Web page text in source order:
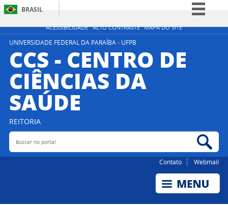
ACESSIBILIDADE ALTO CONTRASTE MAPA DO SITE
BRASIL
Simplifique!
Participe
Acesso à informação
Legislação
UNIVERSIDADE FEDERAL DA PARAÍBA - UFPB
CCS - CENTRO DE
CIÊNCIAS DA
SAÚDE
REITORIA
Buscar no portal
Contato Webmail